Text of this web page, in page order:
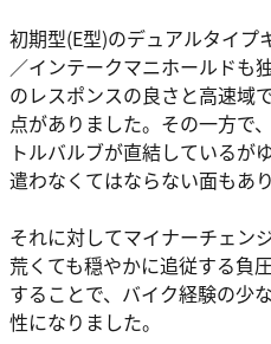
初期型(E型)のデュアルタイプ
／インテークマニホールドも
のレスポンスの良さと高速域
点がありました。その一方で
トルバルブが直結しているが
遣わなくてはならない面もあ
それに対してマイナーチェン
荒くても穏やかに追従する負
することで、バイク経験の少
性になりました。